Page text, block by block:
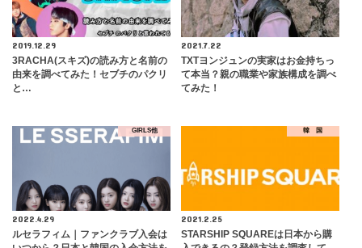
2019.12.29
3RACHA(スキズ)の読み方と名前の
由来を調べてみた！セブチのパクリ
と…
2021.7.22
TXTヨンジュンの実家はお金持ちっ
て本当？親の職業や家族構成を調べ
てみた！
GIRLS他
2022.4.29
ルセラフィム｜ファンクラブ入会は
韓 国
2021.2.25
STARSHIP SQUAREは日本から購